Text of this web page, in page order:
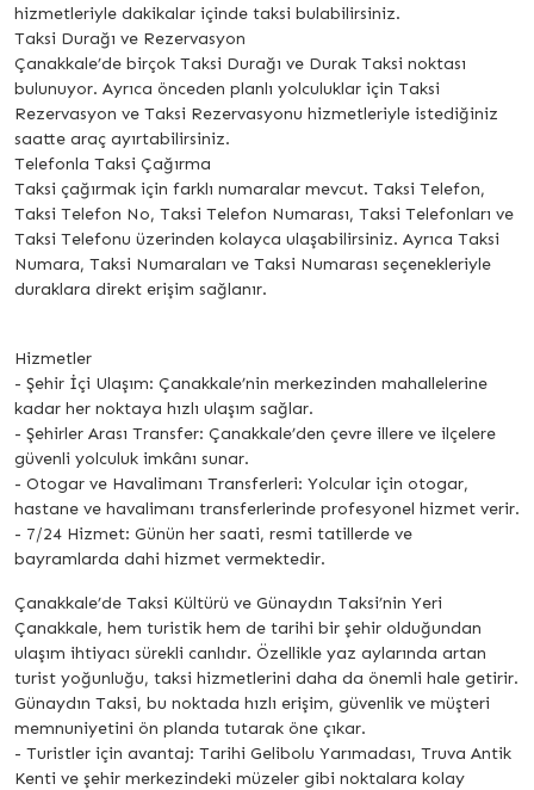
hizmetleriyle dakikalar içinde taksi bulabilirsiniz.
Taksi Durağı ve Rezervasyon
Çanakkale’de birçok Taksi Durağı ve Durak Taksi noktası
bulunuyor. Ayrıca önceden planlı yolculuklar için Taksi
Rezervasyon ve Taksi Rezervasyonu hizmetleriyle istediğiniz
saatte araç ayırtabilirsiniz.
Telefonla Taksi Çağırma
Taksi çağırmak için farklı numaralar mevcut. Taksi Telefon,
Taksi Telefon No, Taksi Telefon Numarası, Taksi Telefonları ve
Taksi Telefonu üzerinden kolayca ulaşabilirsiniz. Ayrıca Taksi
Numara, Taksi Numaraları ve Taksi Numarası seçenekleriyle
duraklara direkt erişim sağlanır.
Hizmetler
- Şehir İçi Ulaşım: Çanakkale’nin merkezinden mahallelerine
kadar her noktaya hızlı ulaşım sağlar.
- Şehirler Arası Transfer: Çanakkale’den çevre illere ve ilçelere
güvenli yolculuk imkânı sunar.
- Otogar ve Havalimanı Transferleri: Yolcular için otogar,
hastane ve havalimanı transferlerinde profesyonel hizmet verir.
- 7/24 Hizmet: Günün her saati, resmi tatillerde ve
bayramlarda dahi hizmet vermektedir.
Çanakkale’de Taksi Kültürü ve Günaydın Taksi’nin Yeri
Çanakkale, hem turistik hem de tarihi bir şehir olduğundan
ulaşım ihtiyacı sürekli canlıdır. Özellikle yaz aylarında artan
turist yoğunluğu, taksi hizmetlerini daha da önemli hale getirir.
Günaydın Taksi, bu noktada hızlı erişim, güvenlik ve müşteri
memnuniyetini ön planda tutarak öne çıkar.
- Turistler için avantaj: Tarihi Gelibolu Yarımadası, Truva Antik
Kenti ve şehir merkezindeki müzeler gibi noktalara kolay